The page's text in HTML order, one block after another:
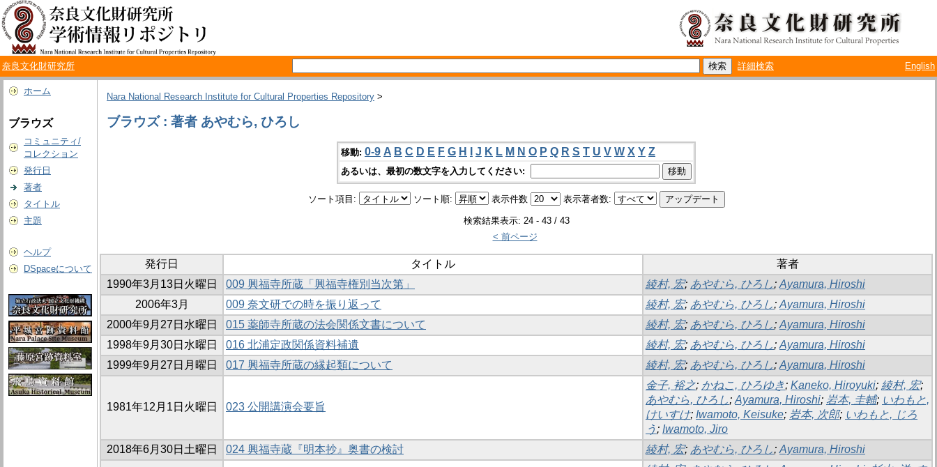
奈良文化財研究所 詳細検索 English
ホーム
ブラウズ
コミュニティ/
コレクション
発行日
著者
タイトル
主題
ヘルプ
DSpaceについて
Nara National Research Institute for Cultural Properties Repository >
ブラウズ : 著者 あやむら, ひろし
移動: 0-9 A B C D E F G H J K L M N O P Q R S T U V W X Y Z
あるいは、最初の数文字を入力してください:
ソート項目: ソート順: 表示件数 表示著者数:
検索結果表示: 24 - 43 / 43
< 前ページ
発行日 タイトル
著者
1990年3月13日火曜日
009 興福寺所蔵「興福寺権別当次第」 綾村, 宏; あやむら, ひろし; Ayamura, Hiroshi
2006年3月
009 奈文研での時を振り返って 綾村, 宏; あやむら, ひろし; Ayamura, Hiroshi
2000年9月27日水曜日
015 薬師寺所蔵の法会関係文書について 綾村, 宏; あやむら, ひろし; Ayamura, Hiroshi
1998年9月30日水曜日
016 北浦定政関係資料補遺 綾村, 宏; あやむら, ひろし; Ayamura, Hiroshi
1999年9月27日月曜日
017 興福寺所蔵の縁起類について 綾村, 宏; あやむら, ひろし; Ayamura, Hiroshi
1981年12月1日火曜日 023 公開講演会要旨
金子, 裕之; かねこ, ひろゆき; Kaneko, Hiroyuki; 綾村, 宏;
あやむら, ひろし; Ayamura, Hiroshi; 岩本, 圭輔; いわもと,
けいすけ; Iwamoto, Keisuke; 岩本, 次郎; いわもと, じろ
う ; Iwamoto, Jiro
2018年6月30日土曜日
024 興福寺蔵『明本抄』奥書の検討 綾村, 宏; あやむら, ひろし; Ayamura, Hiroshi